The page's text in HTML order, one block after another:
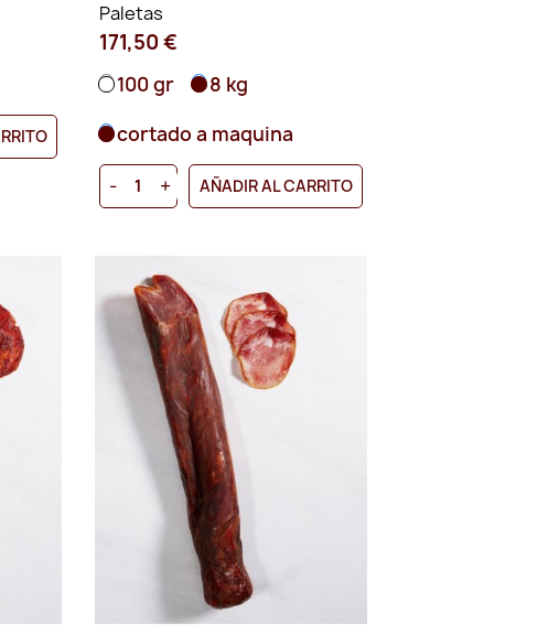
Paletas
171,50 €
100 gr
8 kg
cortado a maquina
- + AÑADIR AL CARRITO